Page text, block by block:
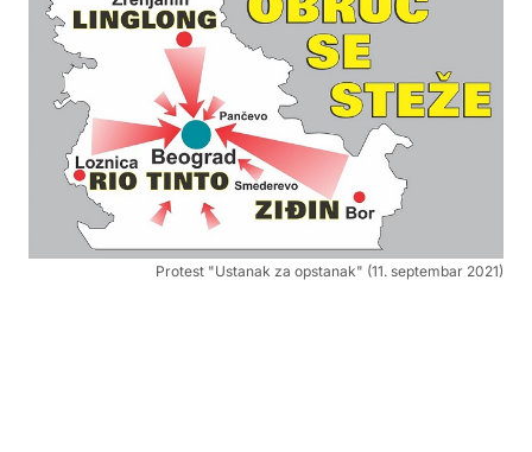
Protest "Ustanak za opstanak" (11. septembar 2021)